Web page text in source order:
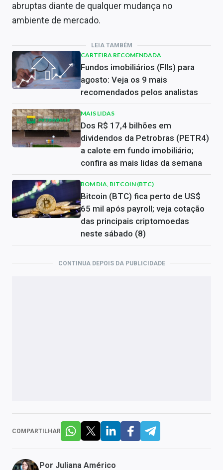
abruptas diante de qualquer mudança no
ambiente de mercado.
LEIA TAMBÉM
CARTEIRA RECOMENDADA
Fundos imobiliários (FIIs) para
agosto: Veja os 9 mais
recomendados pelos analistas
MAIS LIDAS
Dos R$ 17,4 bilhões em
dividendos da Petrobras (PETR4)
a calote em fundo imobiliário;
confira as mais lidas da semana
BOM DIA, BITCOIN (BTC)
Bitcoin (BTC) fica perto de US$
65 mil após payroll; veja cotação
das principais criptomoedas
neste sábado (8)
CONTINUA DEPOIS DA PUBLICIDADE
COMPARTILHAR
Por Juliana Américo